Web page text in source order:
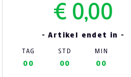
€ 0,00
- Artikel endet in -
TAG STD MIN
00 00 00